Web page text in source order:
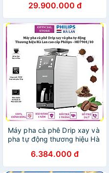
29.900.000 đ
Máy pha cà phê Drip xay và
pha tự động thương hiệu Hà
HD7901/10 - Hàng nhập
khẩu
6.384.000 đ